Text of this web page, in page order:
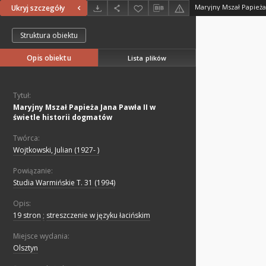
Ukryj szczegóły
Struktura obiektu
Opis obiektu Lista plików
Tytuł:
Maryjny Mszał Papieża Jana Pawła II w
świetle historii dogmatów
Twórca:
Wojtkowski, Julian (1927- )
Powiązanie:
Studia Warmińskie T. 31 (1994)
Opis:
19 stron ; streszczenie w języku łacińskim
Miejsce wydania:
Olsztyn